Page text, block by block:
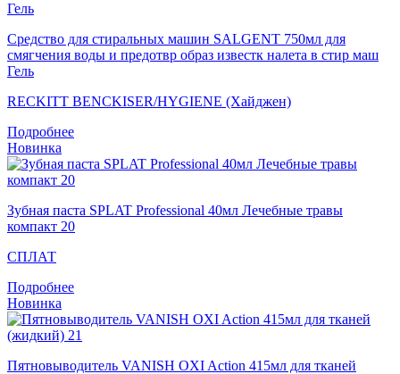
Средство для стиральных машин SALGENT 750мл для
смягчения воды и предотвр образ известк налета в стир маш
Гель
RECKITT BENCKISER/HYGIENE (Хайджен)
Подробнее
Новинка
Зубная паста SPLAT Professional 40мл Лечебные травы
компакт 20
СПЛАТ
Подробнее
Новинка
Пятновыводитель VANISH OXI Action 415мл для тканей